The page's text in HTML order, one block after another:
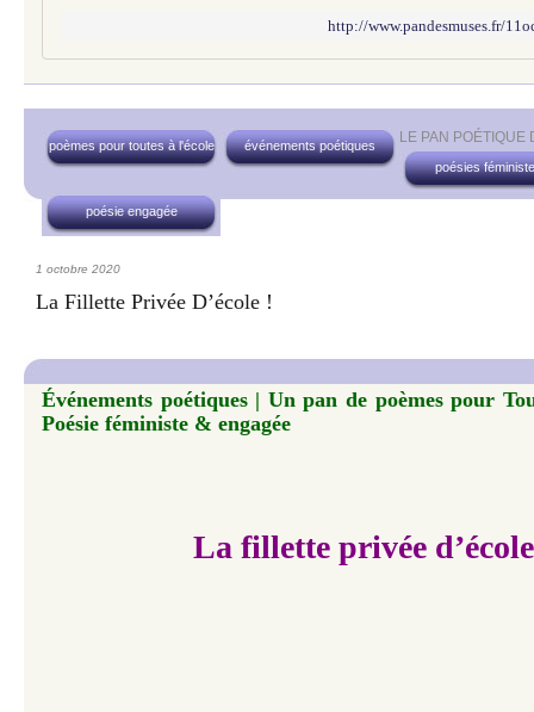
http://www.pandesmuses.fr/
LE PAN
poèmes pour toutes à l'école
événements poétiques
poésies
poésie engagée
1 octobre 2020
La Fillette Privée D’école !
Événements poétiques | Un pan de poèmes pour
Poésie féministe & engagée
La fillette privée